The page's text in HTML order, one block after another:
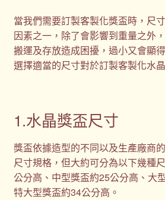
當我們需要訂製客製化獎盃時，尺
因素之一，除了會影響到重量之外
搬運及存放造成困擾，過小又會顯
選擇適當的尺寸對於訂製客製化水
1.水晶獎盃尺寸
獎盃依據造型的不同以及生產廠商
尺寸規格，但大約可分為以下幾種
公分高、中型獎盃約25公分高、大
特大型獎盃約34公分高。